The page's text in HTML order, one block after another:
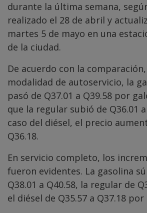
durante la última semana,
realizado el 28 de abril y
martes 5 de mayo en una
de la ciudad.
De acuerdo con la
modalidad de autoservicio, la
pasó de Q37.01 a Q39.58 por
que la regular subió de Q36.01 a
caso del diésel, el precio
Q36.18.
En servicio completo, los
fueron evidentes. La gasolina
Q38.01 a Q40.58, la regular de
el diésel de Q35.57 a Q37.18 por